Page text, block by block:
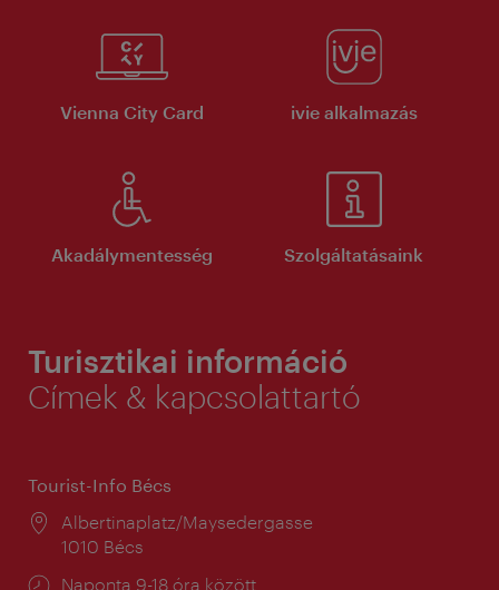
Vienna City Card ivie alkalmazás
Akadálymentesség Szolgáltatásaink
Turisztikai információ
Címek & kapcsolattartó
Tourist-Info Bécs
Helyszín:
Albertinaplatz/Maysedergasse
1010 Bécs
Nyitva
Naponta 9-18 óra között